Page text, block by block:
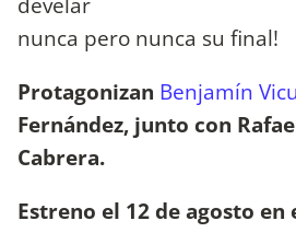
nunca pero nunca su final!
Protagonizan Benjamín
Fernández, junto con
Cabrera.
Estreno el 12 de agosto en